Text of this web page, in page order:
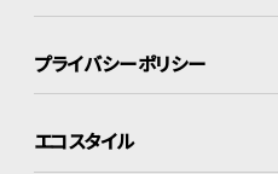
プライバシーポリシー
エコスタイル